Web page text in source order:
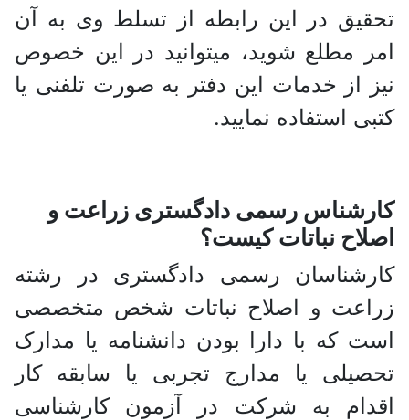
در این رابطه از تسلط وی به آن
مطلع شوید، میتوانید در این خصوص
از خدمات این دفتر به صورت تلفنی یا
استفاده نمایید.
رسمی دادگستری زراعت و
نباتات کیست؟
رسمی دادگستری در رشته
و اصلاح نباتات شخص متخصصی
که با دارا بودن دانشنامه یا مدارک
یا مدارج تجربی یا سابقه کار
به شرکت در آزمون کارشناسی